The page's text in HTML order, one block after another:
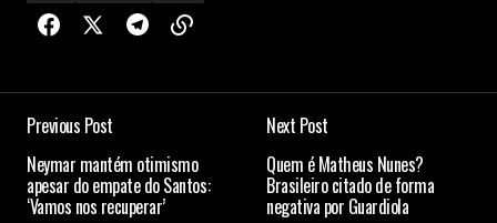
Previous Post
Neymar mantém otimismo
apesar do empate do Santos:
‘Vamos nos recuperar’
Next Post
Quem é Matheus Nunes?
Brasileiro citado de forma
negativa por Guardiola